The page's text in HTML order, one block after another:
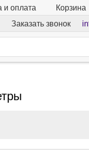
и оплата Корзина
Заказать звонок